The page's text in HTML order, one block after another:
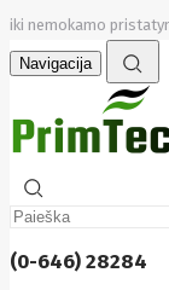
iki nemokamo
Navigacija
(0-646) 28284